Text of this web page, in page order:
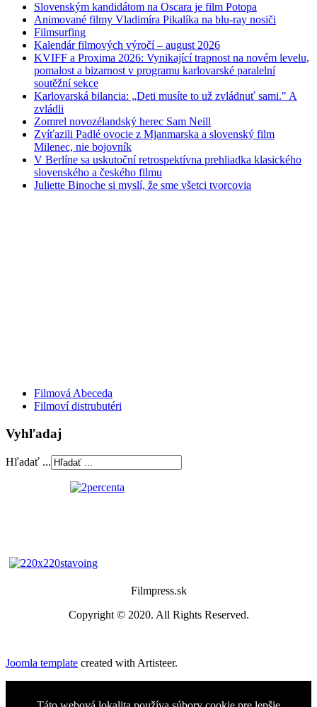
Slovenským kandidátom na Oscara je film Potopa
Animované filmy Vladimíra Pikalíka na blu-ray nosiči
Filmsurfing
Kalendár filmových výročí – august 2026
KVIFF a Proxima 2026: Vynikající trapnost na novém levelu,
pomalost a bizarnost v programu karlovarské paralelní
soutěžní sekce
Karlovarská bilancia: „Deti musíte to už zvládnuť sami." A
zvládli
Zomrel novozélandský herec Sam Neill
Zvíťazili Padlé ovocie z Mjanmarska a slovenský film
Milenec, nie bojovník
V Berlíne sa uskutoční retrospektívna prehliadka klasického
slovenského a českého filmu
Juliette Binoche si myslí, že sme všetci tvorcovia
Filmová Abeceda
Filmoví distrubutéri
Vyhľadaj
Hľadať ...
Filmpress.sk
Copyright © 2020. All Rights Reserved.
Joomla template created with Artisteer.